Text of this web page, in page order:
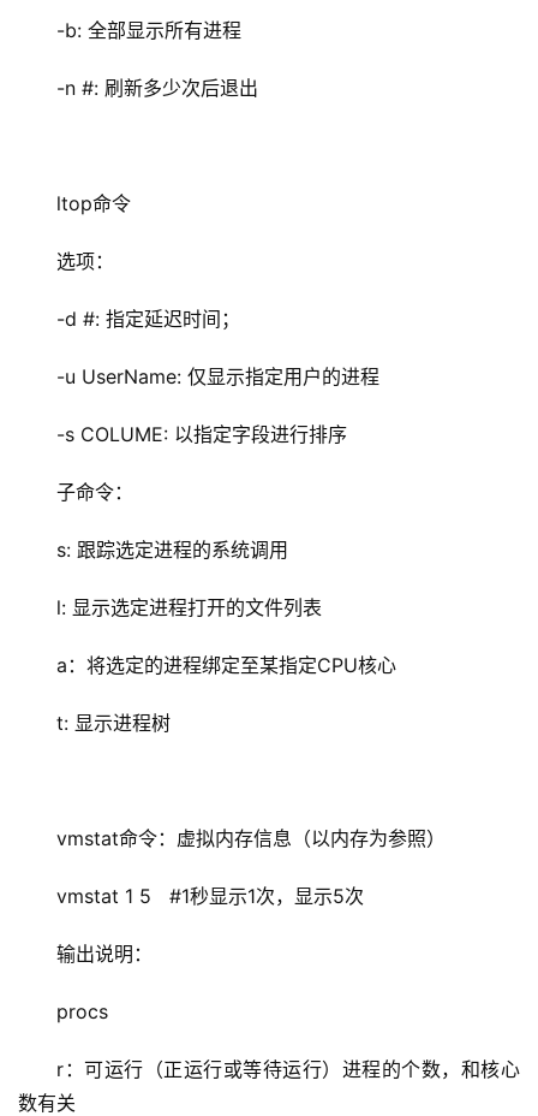
-b: 全部显示所有进程
-n #: 刷新多少次后退出
ltop命令
选项：
-d #: 指定延迟时间；
-u UserName: 仅显示指定用户的进程
-s COLUME: 以指定字段进行排序
子命令：
s: 跟踪选定进程的系统调用
l: 显示选定进程打开的文件列表
a：将选定的进程绑定至某指定CPU核心
t: 显示进程树
vmstat命令：虚拟内存信息（以内存为参照）
vmstat 1 5   #1秒显示1次，显示5次
输出说明：
procs
r：可运行（正运行或等待运行）进程的个数，和核心
数有关